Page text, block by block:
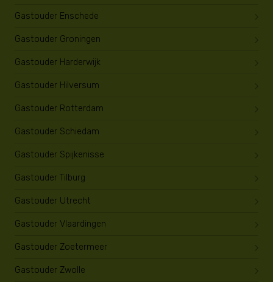
Gastouder Enschede
Gastouder Groningen
Gastouder Harderwijk
Gastouder Hilversum
Gastouder Rotterdam
Gastouder Schiedam
Gastouder Spijkenisse
Gastouder Tilburg
Gastouder Utrecht
Gastouder Vlaardingen
Gastouder Zoetermeer
Gastouder Zwolle